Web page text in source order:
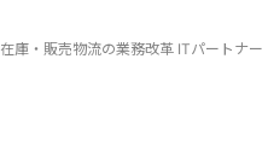
在庫・販売物流の業務改革 ITパートナ